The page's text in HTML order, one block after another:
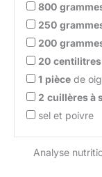
800
250
200
20 centilitres
1 pièce de
2 cuillères à
sel et poivre
Analyse